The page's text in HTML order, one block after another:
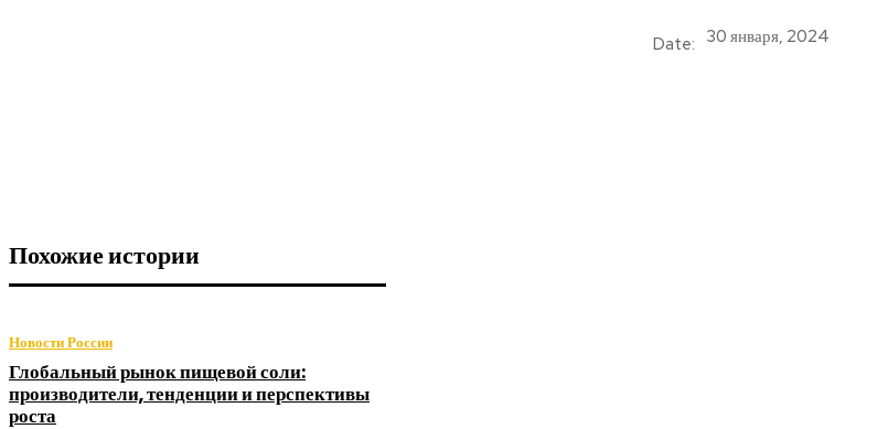
Date: 30 января, 2024
Похожие истории
Новости России
Глобальный рынок пищевой соли:
производители, тенденции и перспективы
роста